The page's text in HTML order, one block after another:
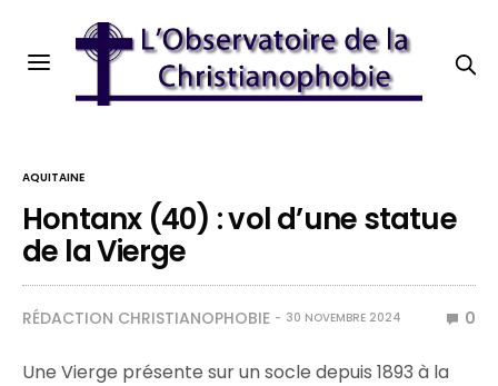
AQUITAINE
Hontanx (40) : vol d’une statue
de la Vierge
RÉDACTION CHRISTIANOPHOBIE 30 NOVEMBRE 2024 0
Une Vierge présente sur un socle depuis 1893 à la